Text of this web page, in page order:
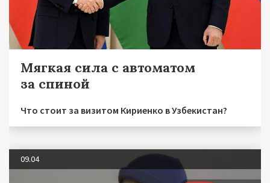
Мягкая сила с автоматом
за спиной
Что стоит за визитом Кириенко в Узбекистан?
09.04